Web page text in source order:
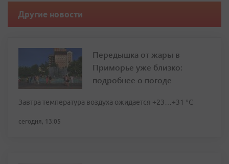
Другие новости
Передышка от жары в
Приморье уже близко:
подробнее о погоде
Завтра температура воздуха ожидается +23…+31 °C
сегодня, 13:05